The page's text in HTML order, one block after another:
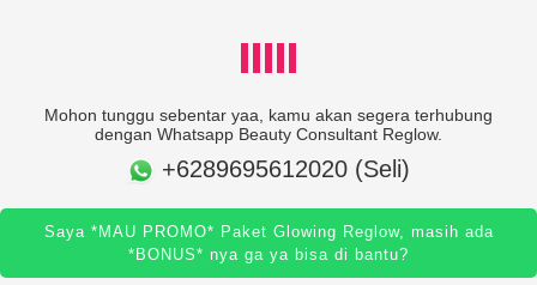
Mohon tunggu sebentar yaa, kamu akan segera terhubung
dengan Whatsapp Beauty Consultant Reglow.
+6289695612020 (Seli)
Saya *MAU PROMO* Paket Glowing Reglow, masih ada
*BONUS* nya ga ya bisa di bantu?